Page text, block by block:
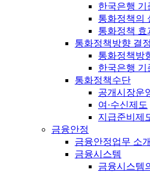
한국은행 기
통화정책의
통화정책 효
통화정책방향 결
통화정책방
한국은행 기
통화정책수단
공개시장운
여·수신제도
지급준비제
금융안정
금융안정업무 소개
금융시스템
금융시스템